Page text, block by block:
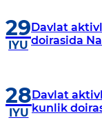
29
IYU
Davlat
doirasida
28
IYU
Davlat
kunlik